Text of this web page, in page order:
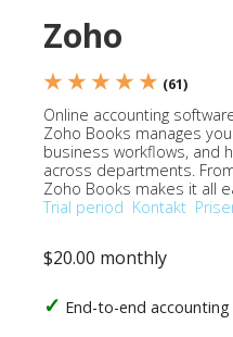
Zoho
★ ★ ★ ★ ★ (61)
Online accounting
Zoho Books manages
business workflows, and
across departments.
Zoho Books makes it all
Trial period Kontakt
$20.00 monthly
End-to-end accounting